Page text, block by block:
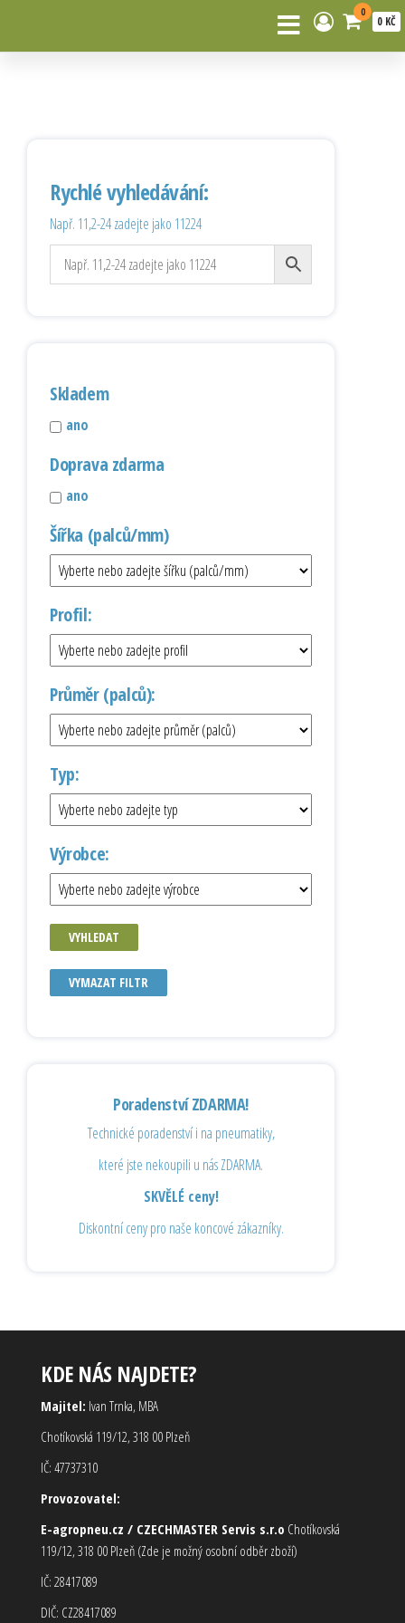
0
0 KČ
Rychlé vyhledávání:
Např. 11,2-24 zadejte jako 11224
Skladem
ano
Doprava zdarma
ano
Šířka (palců/mm)
Profil:
Průměr (palců):
Typ:
Výrobce:
VYHLEDAT
VYMAZAT FILTR
Poradenství ZDARMA!
Technické poradenství i na pneumatiky,
které jste nekoupili u nás ZDARMA.
SKVĚLÉ ceny!
Diskontní ceny pro naše koncové zákazníky.
KDE NÁS NAJDETE?
Majitel: Ivan Trnka, MBA
Chotíkovská 119/12, 318 00 Plzeň
IČ: 47737310
Provozovatel:
E-agropneu.cz / CZECHMASTER Servis s.r.o Chotíkovská
119/12, 318 00 Plzeň (Zde je možný osobní odběr zboží)
IČ: 28417089
DIČ: CZ28417089